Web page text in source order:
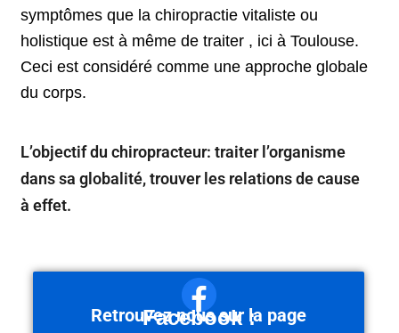
symptômes que la chiropractie vitaliste ou
holistique est à même de traiter , ici à Toulouse.
Ceci est considéré comme une approche globale
du corps.
L’objectif du chiropracteur: traiter l’organisme
dans sa globalité, trouver les relations de cause
à effet.
Retrouvez nous sur la page
Facebook :